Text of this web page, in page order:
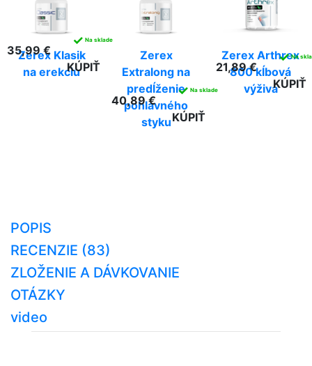
Zerex Klasik
na erekciu
35,99 €
✓ Na sklade
KÚPIŤ
Zerex
Extralong na
predĺženie
pohlavného
styku
40,89 €
✓ Na sklade
KÚPIŤ
Zerex Arthrex
800 kĺbová
výživa
21,89 €
✓ Na
KÚPIŤ
POPIS
RECENZIE (83)
ZLOŽENIE A DÁVKOVANIE
OTÁZKY
video